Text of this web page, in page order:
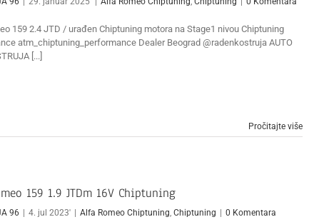
159 2.4 JTD / urađen Chiptuning motora na Stage1 nivou Chiptuning
atm_chiptuning_performance Dealer Beograd @radenkostruja AUTO
[...]
Pročitajte više
159 1.9 JTDm 16V Chiptuning
96 4. jul 2023' Alfa Romeo Chiptuning,Chiptuning 0 Komentara